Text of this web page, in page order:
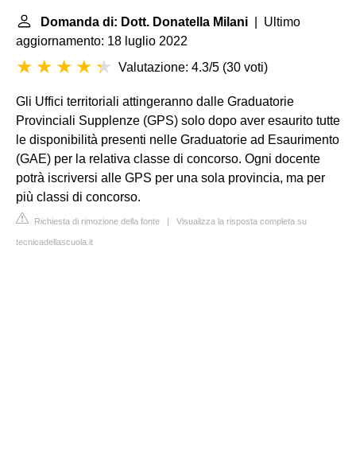
Domanda di: Dott. Donatella Milani | Ultimo
aggiornamento: 18 luglio 2022
Valutazione: 4.3/5 (30 voti)
Gli Uffici territoriali attingeranno dalle Graduatorie
Provinciali Supplenze (GPS) solo dopo aver esaurito tutte
le disponibilità presenti nelle Graduatorie ad Esaurimento
(GAE) per la relativa classe di concorso. Ogni docente
potrà iscriversi alle GPS per una sola provincia, ma per
più classi di concorso.
Richiesta di rimozione della fonte | Visualizza la risposta completa su
tecnicadellascuola.it